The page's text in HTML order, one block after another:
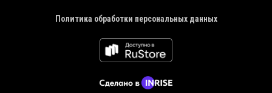
Политика обработки персональных данных